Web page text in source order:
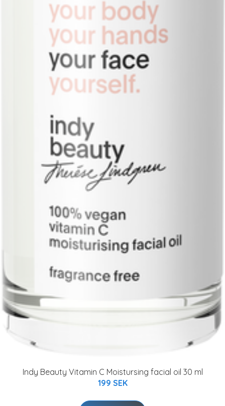
Indy Beauty Vitamin C Moistursing facial oil 30 ml
199 SEK